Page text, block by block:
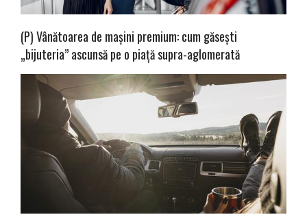
(P) Vânătoarea de mașini premium: cum găsești
„bijuteria” ascunsă pe o piață supra-aglomerată